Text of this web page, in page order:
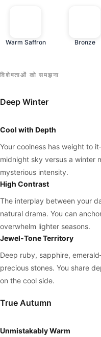
Warm Saffron Bronze
विशेषताओं को समझना
Deep Winter
Cool with Depth
Your coolness has weight to
midnight sky versus a winter
mysterious intensity.
High Contrast
The interplay between your
natural drama. You can
overwhelm lighter seasons.
Jewel-Tone Territory
Deep ruby, sapphire,
precious stones. You share
on the cool side.
True Autumn
Unmistakably Warm